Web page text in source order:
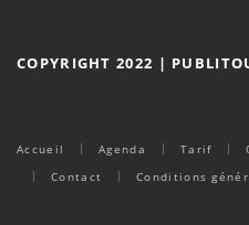
COPYRIGHT 2022 |
Accueil Agenda Tarif
Contact
Conditions